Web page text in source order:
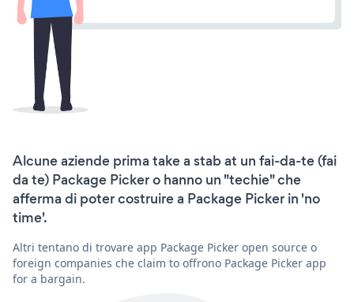
Alcune aziende prima take a stab at un fai-da-te (fai
da te) Package Picker o hanno un "techie" che
afferma di poter costruire a Package Picker in 'no
time'.
Altri tentano di trovare app Package Picker open source o
foreign companies che claim to offrono Package Picker app
for a bargain.